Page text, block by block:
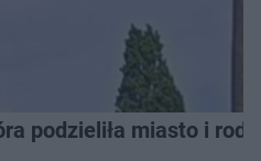
podzieliła miasto i